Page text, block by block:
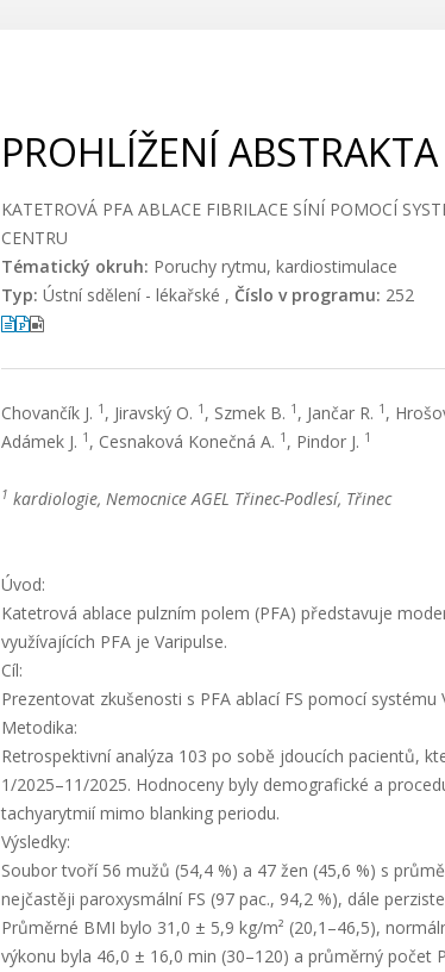
PROHLÍŽENÍ ABSTRAKTA
KATETROVÁ PFA ABLACE FIBRILACE SÍNÍ POMOCÍ
CENTRU
Tématický okruh: Poruchy rytmu, kardiostimulace
Typ: Ústní sdělení - lékařské , Číslo v programu: 252
Chovančík J. 1 , Jiravský O. 1 , Szmek B. 1 , Jančar R. 1 ,
Adámek J. 1 , Cesnaková Konečná A. 1 , Pindor J. 1
1 kardiologie, Nemocnice AGEL Třinec-Podlesí, Třinec
Úvod:
Katetrová ablace pulzním polem (PFA) představuje
využívajících PFA je Varipulse.
Cíl:
Prezentovat zkušenosti s PFA ablací FS pomocí systému
Metodika:
Retrospektivní analýza 103 po sobě jdoucích pacientů,
1/2025–11/2025. Hodnoceny byly demografické a
tachyarytmií mimo blanking periodu.
Výsledky:
Soubor tvoří 56 mužů (54,4 %) a 47 žen (45,6 %) s
nejčastěji paroxysmální FS (97 pac., 94,2 %), dále
Průměrné BMI bylo 31,0 ± 5,9 kg/m² (20,1–46,5),
výkonu byla 46,0 ± 16,0 min (30–120) a průměrný počet